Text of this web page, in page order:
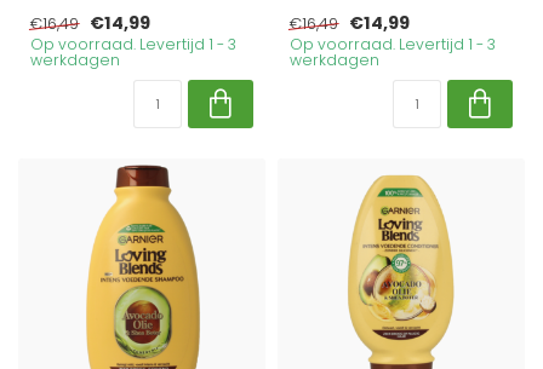
€16,49 €14,99
Op voorraad. Levertijd 1 - 3
werkdagen
€16,49 €14,99
Op voorraad. Levertijd 1 - 3
werkdagen